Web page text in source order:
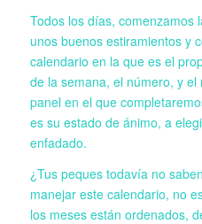
Todos los días, comenzamos
unos buenos estiramientos y
calendario en la que es el
de la semana, el número, y
panel en el que
es su estado de ánimo, a
enfadado.
¿Tus peques todavía no
manejar este calendario, no
los meses están ordenados,